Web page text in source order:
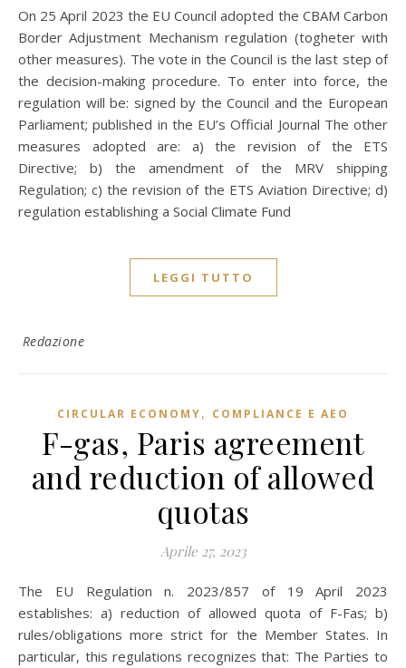
On 25 April 2023 the EU Council adopted the CBAM Carbon
Border Adjustment Mechanism regulation (togheter with
other measures). The vote in the Council is the last step of
the decision-making procedure. To enter into force, the
regulation will be: signed by the Council and the European
Parliament; published in the EU’s Official Journal The other
measures adopted are: a) the revision of the ETS
Directive; b) the amendment of the MRV shipping
Regulation; c) the revision of the ETS Aviation Directive; d)
regulation establishing a Social Climate Fund
LEGGI TUTTO
Redazione
CIRCULAR ECONOMY, COMPLIANCE E AEO
F-gas, Paris agreement
and reduction of allowed
quotas
Aprile 27, 2023
The EU Regulation n. 2023/857 of 19 April 2023
establishes: a) reduction of allowed quota of F-Fas; b)
rules/obligations more strict for the Member States. In
particular, this regulations recognizes that: The Parties to